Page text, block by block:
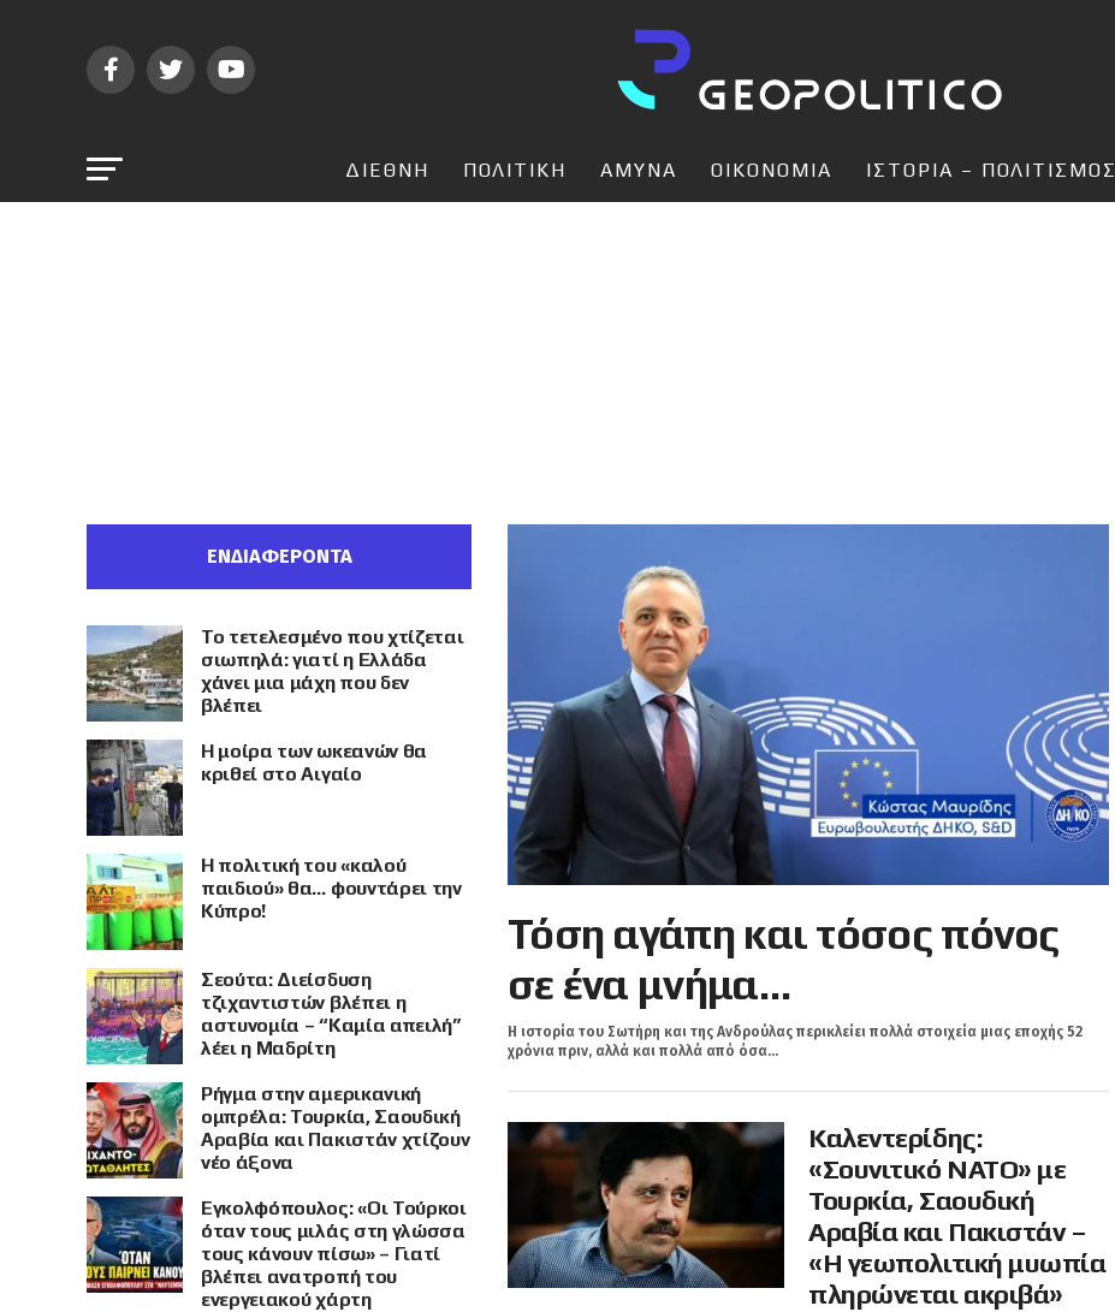
ΔΙΕΘΝΗ ΠΟΛΙΤΙΚΗ ΑΜΥΝΑ ΟΙΚΟΝΟΜΙΑ ΙΣΤΟΡΙΑ – ΠΟΛΙΤΙΣΜΟΣ
Τόση αγάπη και τόσος πόνος
σε ένα μνήμα…
Η ιστορία του Σωτήρη και της Ανδρούλας περικλείει πολλά στοιχεία μιας εποχής 52
χρόνια πριν, αλλά και πολλά από όσα...
Καλεντερίδης:
«Σουνιτικό ΝΑΤΟ» με
Τουρκία, Σαουδική
Αραβία και Πακιστάν –
«Η γεωπολιτική μυωπία
πληρώνεται ακριβά»
ΕΝΔΙΑΦΕΡΟΝΤΑ
Το τετελεσμένο που χτίζεται
σιωπηλά: γιατί η Ελλάδα
χάνει μια μάχη που δεν
βλέπει
Η μοίρα των ωκεανών θα
κριθεί στο Αιγαίο
Η πολιτική του «καλού
παιδιού» θα… φουντάρει την
Κύπρο!
Σεούτα: Διείσδυση
τζιχαντιστών βλέπει η
αστυνομία – “Καμία απειλή”
λέει η Μαδρίτη
Ρήγμα στην αμερικανική
ομπρέλα: Τουρκία, Σαουδική
Αραβία και Πακιστάν χτίζουν
νέο άξονα
Εγκολφόπουλος: «Οι Τούρκοι
όταν τους μιλάς στη γλώσσα
τους κάνουν πίσω» – Γιατί
βλέπει ανατροπή του
ενεργειακού χάρτη